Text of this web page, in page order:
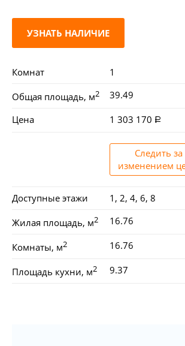
УЗНАТЬ НАЛИЧИЕ
Комнат 1
Общая площадь, м2 39.49
Цена 1 303 170
Следить за
изменением
Доступные этажи 1, 2, 4, 6, 8
Жилая площадь, м2 16.76
Комнаты, м2 16.76
Площадь кухни, м2 9.37